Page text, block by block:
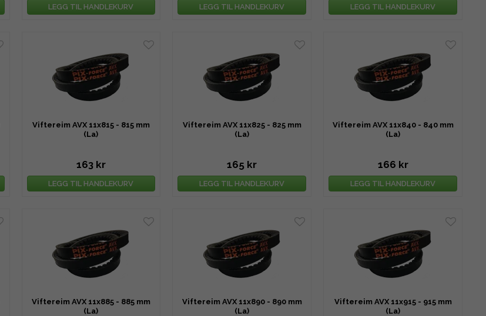
LEGG TIL HANDLEKURV LEGG TIL HANDLEKURV LEGG TIL HANDLEKURV
Viftereim AVX 11x815 - 815 mm
(La)
163 kr
LEGG TIL HANDLEKURV
Viftereim AVX 11x825 - 825 mm
(La)
165 kr
LEGG TIL HANDLEKURV
Viftereim AVX 11x840 - 840 mm
(La)
166 kr
LEGG TIL HANDLEKURV
Viftereim AVX 11x885 - 885 mm
(La)
Viftereim AVX 11x890 - 890 mm
(La)
Viftereim AVX 11x915 - 915 mm
(La)